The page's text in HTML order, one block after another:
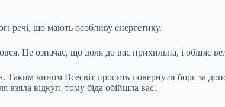
речі, що мають особливу енергетику.
Це означає, що доля до вас прихильна, і обіцяє
Таким чином Всесвіт просить повернути борг за
взяла відкуп, тому біда обійшла вас.